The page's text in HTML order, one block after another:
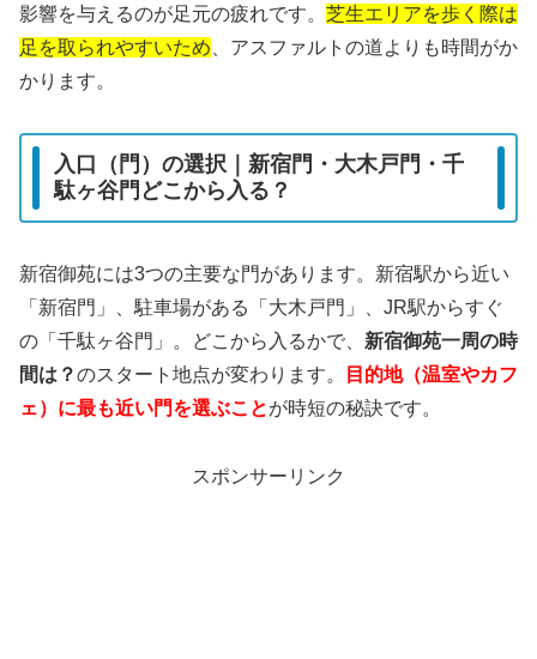
影響を与えるのが足元の疲れです。 芝生エリアを歩く際は
足を取られやすいため 、アスファルトの道よりも時間がか
かります。
入口（門）の選択｜新宿門・大木戸門・千
駄ヶ谷門どこから入る？
新宿御苑には3つの主要な門があります。新宿駅から近い
「新宿門」、駐車場がある「大木戸門」、JR駅からすぐ
の「千駄ヶ谷門」。どこから入るかで、 新宿御苑一周の時
間は？のスタート地点が変わります。
目的地（温室やカフ
ェ）に最も近い門を選ぶことが時短の秘訣です。
スポンサーリンク